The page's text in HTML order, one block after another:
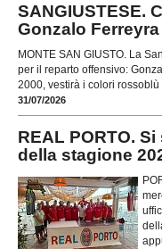
SANGIUSTESE.
Gonzalo Ferreyra
MONTE SAN GIUSTO. La
per il reparto offensivo:
2000, vestirà i colori
31/07/2026
REAL PORTO.
della stagione